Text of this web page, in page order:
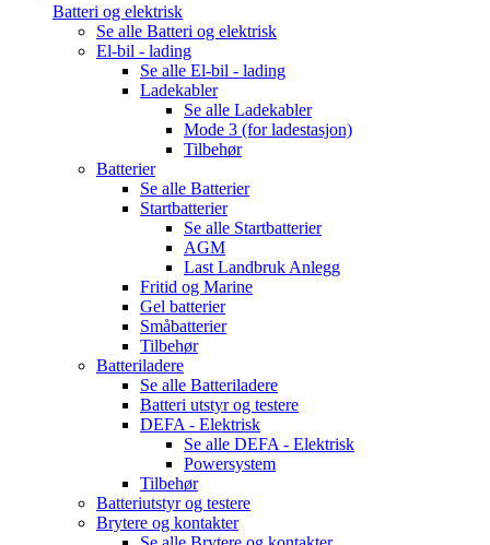
Batteri og elektrisk
Se alle Batteri og elektrisk
El-bil - lading
Se alle El-bil - lading
Ladekabler
Se alle Ladekabler
Mode 3 (for ladestasjon)
Tilbehør
Batterier
Se alle Batterier
Startbatterier
Se alle Startbatterier
AGM
Last Landbruk Anlegg
Fritid og Marine
Gel batterier
Småbatterier
Tilbehør
Batteriladere
Se alle Batteriladere
Batteri utstyr og testere
DEFA - Elektrisk
Se alle DEFA - Elektrisk
Powersystem
Tilbehør
Batteriutstyr og testere
Brytere og kontakter